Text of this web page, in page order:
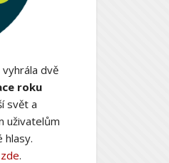
vyhrála dvě
roku
svět a
uživatelům
hlasy.
zde.